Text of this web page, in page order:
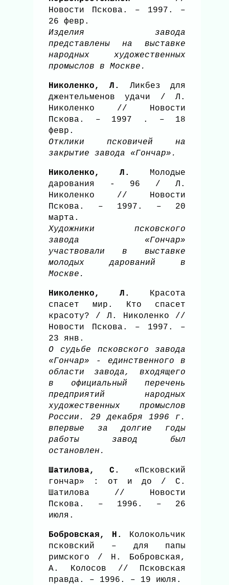
Новости Пскова. – 1997. –
26 февр.
Изделия завода
представлены на выставке
народных художественных
промыслов в Москве.
Николенко, Л.
Ликбез для
джентельменов удачи / Л.
Николенко // Новости
Пскова. – 1997 . – 18
февр.
Отклики псковичей на
закрытие завода «Гончар».
Николенко, Л. Молодые
дарования - 96 / Л.
Николенко // Новости
Пскова. – 1997. – 20
марта.
Художники псковского
завода «Гончар»
участвовали в выставке
молодых дарований в
Москве.
Николенко, Л.
Красота
спасет мир. Кто спасет
красоту? / Л. Николенко //
Новости Пскова. – 1997. –
23 янв.
О судьбе псковского завода
«Гончар» - единственного в
области завода, входящего
в официальный перечень
предприятий народных
художественных промыслов
России. 29 декабря 1996 г.
впервые за долгие годы
работы завод был
остановлен.
Шатилова, С.
«Псковский
гончар» : от и до / С.
Шатилова // Новости
Пскова. – 1996. – 26
июля.
Бобровская, Н.
Колокольчик
псковский – для папы
римского / Н. Бобровская,
А. Колосов // Псковская
правда. – 1996. – 19 июля.